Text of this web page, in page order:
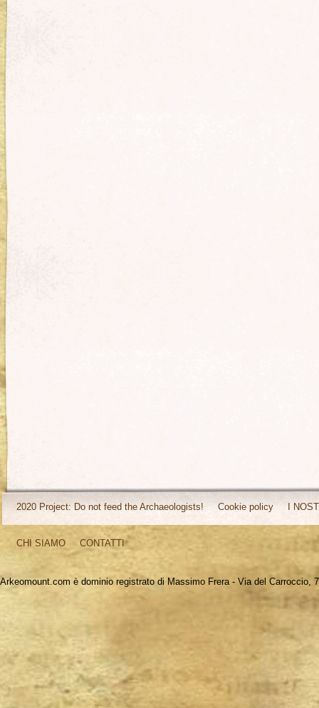
2020 Project: Do not feed the Archaeologists! Cookie policy I
CHI SIAMO CONTATTI
Arkeomount.com è dominio registrato di Massimo Frera - Via del